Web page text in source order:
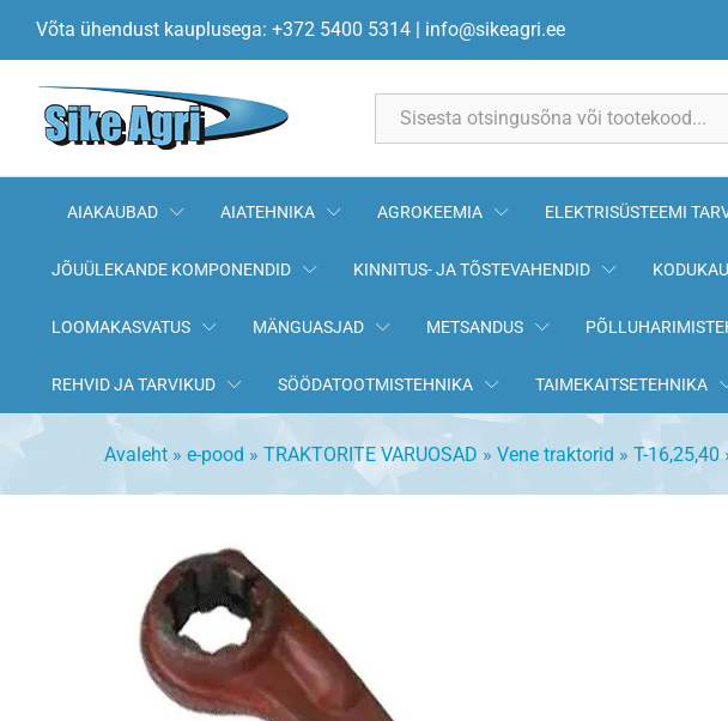
Võta ühendust kauplusega: +372 5400 5314 | info@sikeagri.ee
AIAKAUBAD AIATEHNIKA AGROKEEMIA ELEKTRISÜSTEEMI
JÕUÜLEKANDE KOMPONENDID KINNITUS- JA TÕSTEVAHENDID
LOOMAKASVATUS MÄNGUASJAD METSANDUS
REHVID JA TARVIKUD SÖÖDATOOTMISTEHNIKA TAIMEKAITSETEHNIKA
Avaleht » e-pood » TRAKTORITE VARUOSAD » Vene traktorid » T-16,25,40
Rooliõlg 20.31.110 T-16